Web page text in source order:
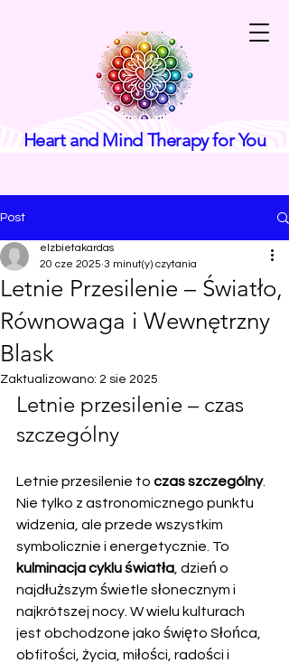
Heart and Mind Therapy for You
Post
Letnie Przesilenie – Światło,
Równowaga i Wewnętrzny
Blask
elzbietakardas
20 cze 2025 3 minut(y) czytania
Zaktualizowano: 2 sie 2025
Letnie przesilenie – czas
szczególny
Letnie przesilenie to czas szczególny.
Nie tylko z astronomicznego punktu
widzenia, ale przede wszystkim
symbolicznie i energetycznie. To
kulminacja cyklu światła , dzień o
najdłuższym świetle słonecznym i
najkrótszej nocy. W wielu kulturach
jest obchodzone jako święto Słońca,
obfitości, życia, miłości, radości i